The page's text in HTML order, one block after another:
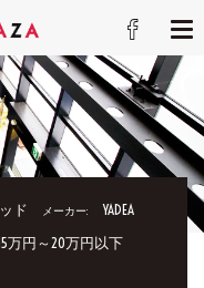
ド メーカー: YADEA
万円～20万円以下